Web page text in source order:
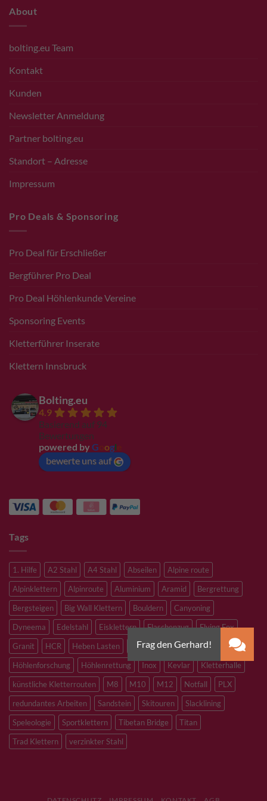
About
bolting.eu Team
Kontakt
Kunden
Newsletter Anmeldung
Partner bolting.eu
Standort – Adresse
Impressum
Pro Deals & Sponsoring
Pro Deal für Erschließer
Bergführer Pro Deal
Pro Deal Höhlenkunde Vereine
Sponsoring Events
Kletterführer Inserate
Klettern Innsbruck
Bolting.eu
4.9
Basierend auf 94
Bewertungen
powered by G ogl
bewerte uns auf
Tags
1. Hilfe A2 Stahl A4 Stahl Abseilen
Alpine route
Alpinklettern
Alpinroute Aluminium Aramid
Bergrettung
Bergsteigen
Big Wall Klettern Bouldern
Canyoning
Dyneema
Edelstahl Eisklettern Flaschenzug
Flying Fox
Granit
HCR Heben Lasten Hochtouren
Höhenarbeiten
Höhlenforschung
Höhlenrettung Inox Kevlar
Kletterhalle
künstliche Kletterrouten
M8 M10 M12 Notfall
PLX
redundantes Arbeiten
Sandstein Skitouren
Slacklining
Speleologie
Sportklettern Tibetan Bridge
Titan
Trad Klettern
verzinkter Stahl